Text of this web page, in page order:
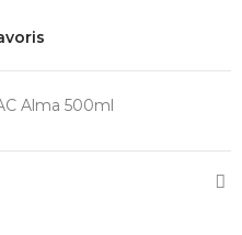
Alma 500ml